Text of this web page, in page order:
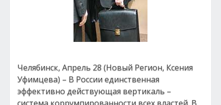
Челябинск, Апрель 28 (Новый Регион, Ксения
Уфимцева) – В России единственная
эффективно действующая вертикаль –